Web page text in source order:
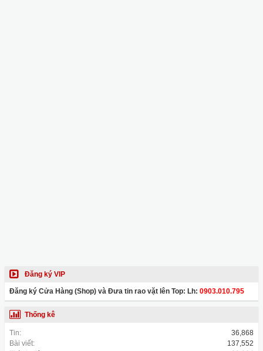
Đăng ký VIP
Đăng ký Cửa Hàng (Shop) và Đưa tin rao vặt lên Top: Lh: 0903.010.795
Thống kê
Tin:
36,868
Bài viết:
137,552